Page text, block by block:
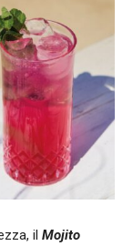
il Mojito